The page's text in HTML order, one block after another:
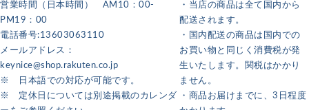
営業時間（日本時間） AM10：00-
PM19：00
電話番号:13603063110
メールアドレス：
keynice@shop.rakuten.co.jp
※ 日本語での対応が可能です。
※ 定休日については別途掲載のカレンダ
・当店の商品は全て国内から
配送されます。
・国内配送の商品は国内での
お買い物と同じく消費税が発
生いたします。関税はかかり
ません。
・商品お届けまでに、3日程度